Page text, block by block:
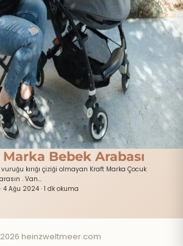
Bebek Arabası
kırığı çiziği olmayan Kraft Marka Çocuk
. Van...
· 4 Ağu 2024 · 1 dk okuma
heinzweltmeer.com